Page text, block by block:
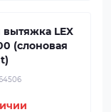
вытяжка LEX
(слоновая